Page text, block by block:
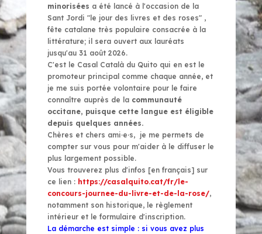
minorisées a été lancé à l'occasion de la
Sant Jordi "le jour des livres et des roses" ,
fête catalane très populaire consacrée à la
littérature; il sera ouvert aux lauréats
jusqu'au 31 août 2026.
C'est le Casal Catal à du Quito qui en est le
promoteur principal comme chaque année, et
je me suis portée volontaire pour le faire
connaître auprès de la communauté
occitane, puisque cette langue est éligible
depuis quelques années.
Chères et chers ami·e·s, je me permets de
compter sur vous pour m'aider à le diffuser le
plus largement possible.
Vous trouverez plus d'infos [en français] sur
ce lien : https://casalquito.cat/fr/le-
concours-journee-du-livre-et-de-la-rose/,
notamment son historique, le règlement
intérieur et le formulaire d'inscription.
La démarche est simple : si vous avez plus